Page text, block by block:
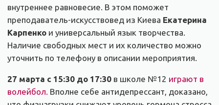
внутреннее равновесие. В этом поможет
преподаватель-искусствовед из Киева Екатерина
Карпенко и универсальный язык творчества.
Наличие свободных мест и их количество можно
уточнить по телефону в описании мероприятия.
27 марта с 15:30 до 17:30 в школе №12 играют в
волейбол. Вполне себе антидепрессант, доказано,